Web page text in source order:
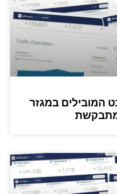
המובילים במגזר
מתבקשת